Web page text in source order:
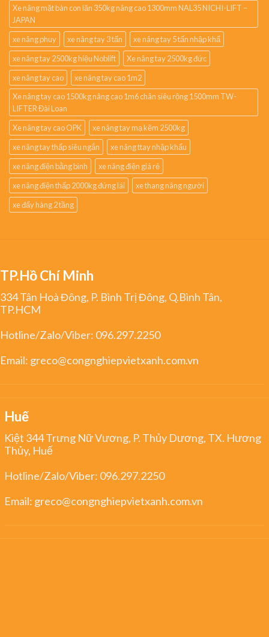
Xe nâng mặt bàn con lăn 350kg nâng cao 1300mm NAL35 NICHI-LIFT –
JAPAN
xe nâng phuy
xe nâng tay 3 tấn
xe nâng tay 5 tấn nhập khẩ
xe nâng tay 2500kg hiệu Noblift
Xe nâng tay 2500kg đức
xe nâng tay cao
xe nâng tay cao 1m2
Xe nâng tay cao 1500kg nâng cao 1m6 chân siêu rộng 1500mm TW-
LIFTER Đài Loan
Xe nâng tay cao OPK
xe nâng tay mạ kẽm 2500kg
xe nâng tay thấp siêu ngắn
xe nâng ttay nhập khẩu
xe nâng điện bằng bình
xe nâng điện giá rẻ
xe nâng điện thấp 2000kg đứng lái
xe thang nâng người
xe đẩy hàng 2 tầng
TP.Hồ Chí Minh
334 Tân Hoà Đông, P. Bình Trị Đông, Q.Bình Tân,
TP.HCM
Hotline/Zalo/Viber: 096.297.2250
Email: greco@congnghiepvietxanh.com.vn
Huế
Kiệt 344 Trưng Nữ Vương, P. Thủy Dương, TX. Hương
Thủy, Huế
Hotline/Zalo/Viber: 096.297.2250
Email: greco@congnghiepvietxanh.com.vn